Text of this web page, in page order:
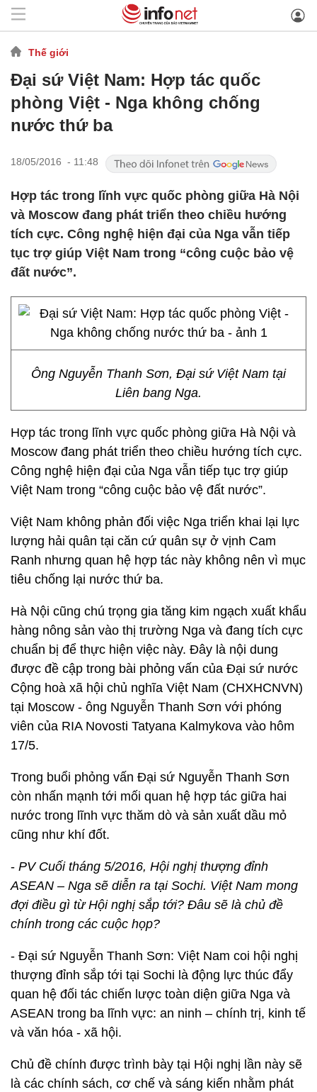
Thế giới
Đại sứ Việt Nam: Hợp tác quốc
phòng Việt - Nga không chống
nước thứ ba
18/05/2016 - 11:48
Hợp tác trong lĩnh vực quốc phòng giữa Hà Nội
và Moscow đang phát triển theo chiều hướng
tích cực. Công nghệ hiện đại của Nga vẫn tiếp
tục trợ giúp Việt Nam trong “công cuộc bảo vệ
đất nước”.
Ông Nguyễn Thanh Sơn, Đại sứ Việt Nam tại
Liên bang Nga.
Hợp tác trong lĩnh vực quốc phòng giữa Hà Nội và
Moscow đang phát triển theo chiều hướng tích cực.
Công nghệ hiện đại của Nga vẫn tiếp tục trợ giúp
Việt Nam trong “công cuộc bảo vệ đất nước”.
Việt Nam không phản đối việc Nga triển khai lại lực
lượng hải quân tại căn cứ quân sự ở vịnh Cam
Ranh nhưng quan hệ hợp tác này không nên vì mục
tiêu chống lại nước thứ ba.
Hà Nội cũng chú trọng gia tăng kim ngạch xuất khẩu
hàng nông sản vào thị trường Nga và đang tích cực
chuẩn bị để thực hiện việc này. Đây là nội dung
được đề cập trong bài phỏng vấn của Đại sứ nước
Cộng hoà xã hội chủ nghĩa Việt Nam (CHXHCNVN)
tại Moscow - ông Nguyễn Thanh Sơn với phóng
viên của RIA Novosti Tatyana Kalmykova vào hôm
17/5.
Trong buổi phỏng vấn Đại sứ Nguyễn Thanh Sơn
còn nhấn mạnh tới mối quan hệ hợp tác giữa hai
nước trong lĩnh vực thăm dò và sản xuất dầu mỏ
cũng như khí đốt.
- PV Cuối tháng 5/2016, Hội nghị thượng đỉnh
ASEAN – Nga sẽ diễn ra tại Sochi. Việt Nam mong
đợi điều gì từ Hội nghị sắp tới? Đâu sẽ là chủ đề
chính trong các cuộc họp?
- Đại sứ Nguyễn Thanh Sơn: Việt Nam coi hội nghị
thượng đỉnh sắp tới tại Sochi là động lực thúc đẩy
quan hệ đối tác chiến lược toàn diện giữa Nga và
ASEAN trong ba lĩnh vực: an ninh – chính trị, kinh tế
và văn hóa - xã hội.
Chủ đề chính được trình bày tại Hội nghị lần này sẽ
là các chính sách, cơ chế và sáng kiến nhằm phát